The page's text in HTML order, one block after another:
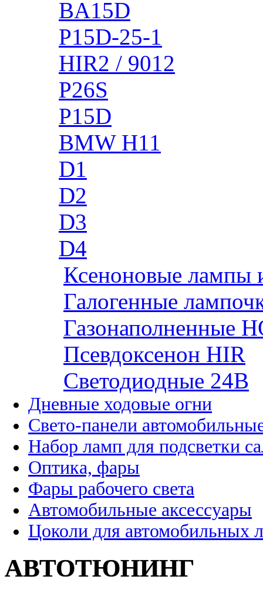
BA15D
P15D-25-1
HIR2 / 9012
P26S
P15D
BMW H11
D1
D2
D3
D4
Ксеноновые лампы
Галогенные
Газонаполненные
Псевдоксенон HIR
Cветодиодные 24B
Дневные ходовые огни
Свето-панели
Набор ламп для подсветки
Оптика, фары
Фары рабочего света
Автомобильные аксессуары
Цоколи для автомобильных
АВТОТЮНИНГ